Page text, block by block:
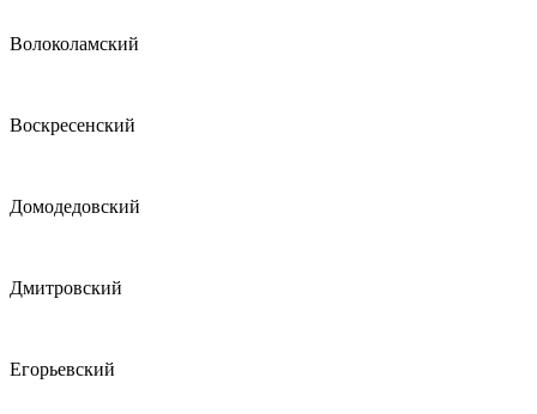
Волоколамский
Воскресенский
Домодедовский
Дмитровский
Егорьевский